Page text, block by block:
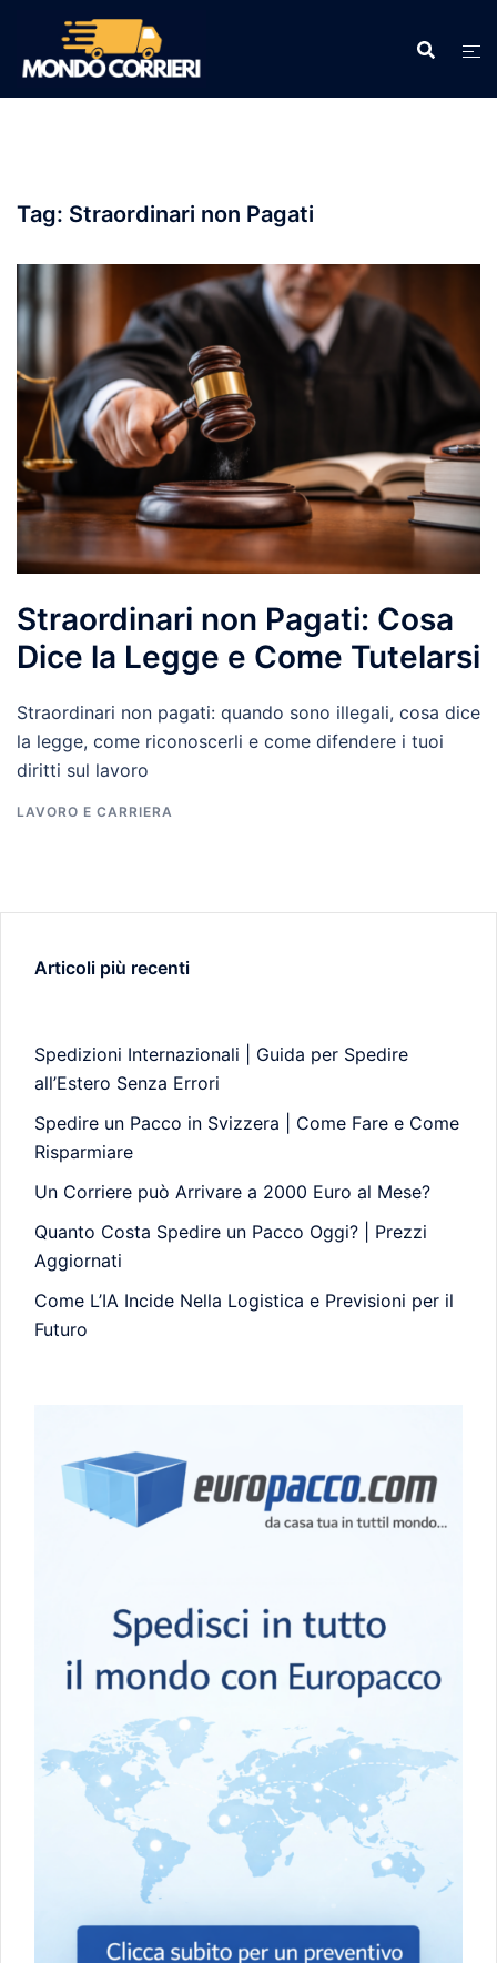
contenuto
Tag: Straordinari non Pagati
Straordinari non Pagati: Cosa
Dice la Legge e Come Tutelarsi
Straordinari non pagati: quando sono illegali, cosa dice
la legge, come riconoscerli e come difendere i tuoi
diritti sul lavoro
LAVORO E CARRIERA
Articoli più recenti
Spedizioni Internazionali | Guida per Spedire
all’Estero Senza Errori
Spedire un Pacco in Svizzera | Come Fare e Come
Risparmiare
Un Corriere può Arrivare a 2000 Euro al Mese?
Quanto Costa Spedire un Pacco Oggi? | Prezzi
Aggiornati
Come L’IA Incide Nella Logistica e Previsioni per il
Futuro